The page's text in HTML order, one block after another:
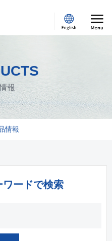
報
情報
ードで検索